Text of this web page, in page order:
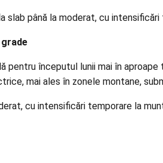
slab până la moderat, cu
grade
pentru începutul lunii mai în
mai ales în zonele montane,
cu intensificări temporare la